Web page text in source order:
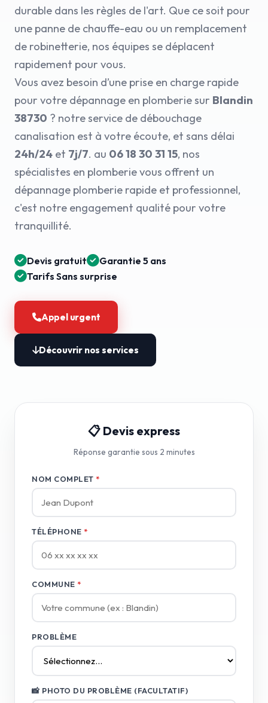
durable dans les règles de l'art. Que ce soit pour
une panne de chauffe-eau ou un remplacement
de robinetterie, nos équipes se déplacent
rapidement pour vous.
Vous avez besoin d’une prise en charge rapide
pour votre dépannage en plomberie sur Blandin
38730 ? notre service de débouchage
canalisation est à votre écoute, et sans délai
24h/24 et 7j/7. au 06 18 30 31 15, nos
spécialistes en plomberie vous offrent un
dépannage plomberie rapide et professionnel,
c'est notre engagement qualité pour votre
tranquillité.
Devis gratuit
Garantie 5 ans
Tarifs Sans surprise
Appel urgent
Découvrir nos services
📋 Devis express
Réponse garantie sous 2 minutes
NOM COMPLET *
TÉLÉPHONE *
COMMUNE *
PROBLÈME
📸 PHOTO DU PROBLÈME (FACULTATIF)